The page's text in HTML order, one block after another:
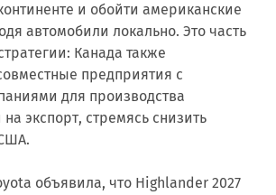
и обойти американские
автомобили локально. Это часть
Канада также
предприятия с
для производства
экспорт, стремясь снизить
объявила, что Highlander 2027